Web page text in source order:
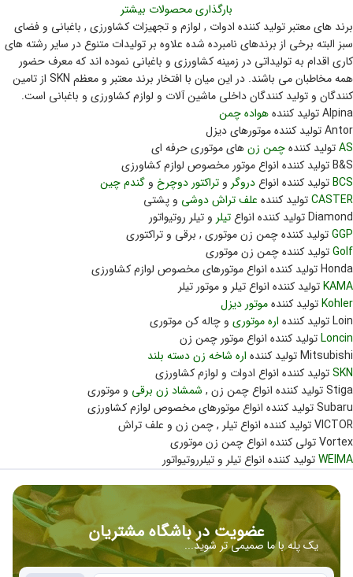
بارگذاری محصولات بیشتر
برند های معتبر تولید کننده ادوات , لوازم و تجهیزات کشاورزی , باغبانی و فضای
سبز البته برخی از برندهای نامبرده شده علاوه بر تولیدات متنوع در سایر رشته های
کاری اقدام به تولیداتی در زمینه کشاورزی و باغبانی نموده اند که معرف حضور
همه مخاطبان می باشند. در این میان با افتخار برند معتبر و معظم SKN از تامین
کنندگان و تولید کنندگان داخلی ماشین آلات و لوازم کشاورزی و باغبانی است.
Alpina تولید کننده
هواده چمن
Antor تولید کننده موتورهای دیزل
ASتولید کنندهچمن زنهای موتوری حرفه ای
B&S تولید کننده انواع موتور مخصوص لوازم کشاورزی
BCSتولید کننده انواعدروگر و تراکتور دوچرخ و گندم چین
CASTERتولید کننده علف تراش دوشی و پشتی
Diamond تولید کننده انواع
تیلر و تیلر روتیواتور
GGPتولید کننده چمن زن موتوری , برقی و تراکتوری
Golfتولید کننده چمن زن موتوری
Honda تولید کننده انواع موتورهای مخصوص لوازم کشاورزی
KAMAتولید کننده انواع تیلر و موتور تیلر
Kohlerتولید کنندهموتور دیزل
Loin تولید کننده
اره موتوری و چاله کن موتوری
Loncinتولید کننده انواع موتور چمن زن
Mitsubishi تولید کننده
اره شاخه زن دسته بلند
SKNتولید کننده انواع ادوات و لوازم کشاورزی
Stiga تولید کننده انواع چمن زن ,
شمشاد زن برقی و موتوری
Subaru تولید کننده انواع موتورهای مخصوص لوازم کشاورزی
VICTOR تولید کننده انواع تیلر , چمن زن و علف تراش
Vortex تولی کننده انواع چمن زن موتوری
WEIMAتولید کننده انواع تیلر و تیلرروتیواتور
عضویت در باشگاه مشتریان
یک پله با ما صمیمی تر شوید...